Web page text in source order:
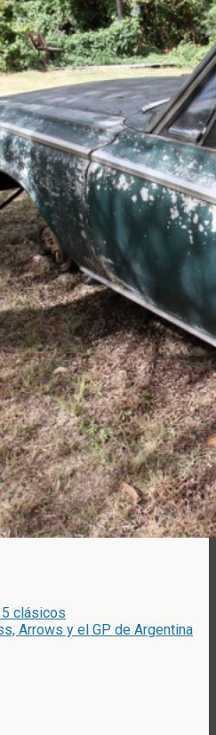
clásicos
Arrows y el GP de Argentina